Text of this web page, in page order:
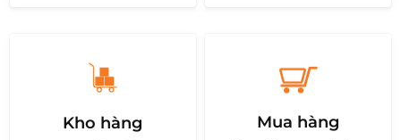
Kho hàng Mua hàng